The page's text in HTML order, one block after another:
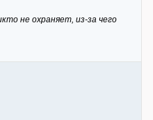
не охраняет, из-за чего